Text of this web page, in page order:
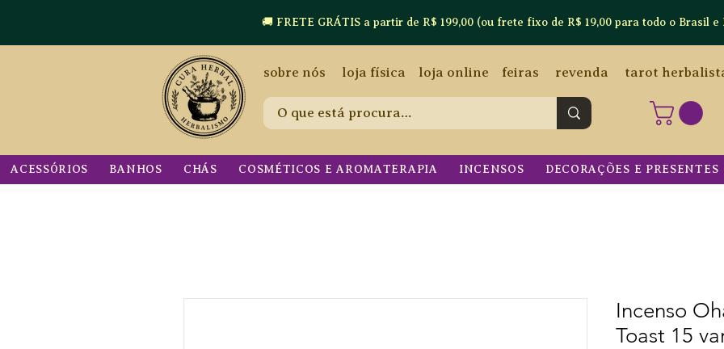
🚚 FRETE GRÁTIS a partir de R$ 199,00 (ou frete fixo de R$ 19,00 para todo o Brasil e
sobre nós loja física loja online feiras revenda tarot
ACESSÓRIOS BANHOS CHÁS COSMÉTICOS E AROMATERAPIA INCENSOS DECORAÇÕES E PRESENTES
Incenso
Toast 15